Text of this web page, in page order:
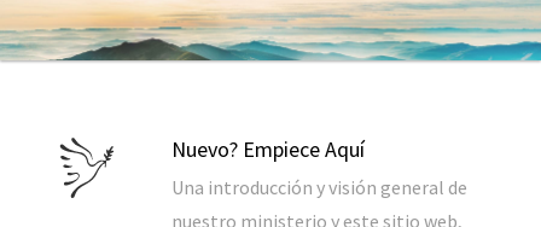
Nuevo? Empiece Aquí
Una introducción y visión general de
nuestro ministerio y este sitio web,